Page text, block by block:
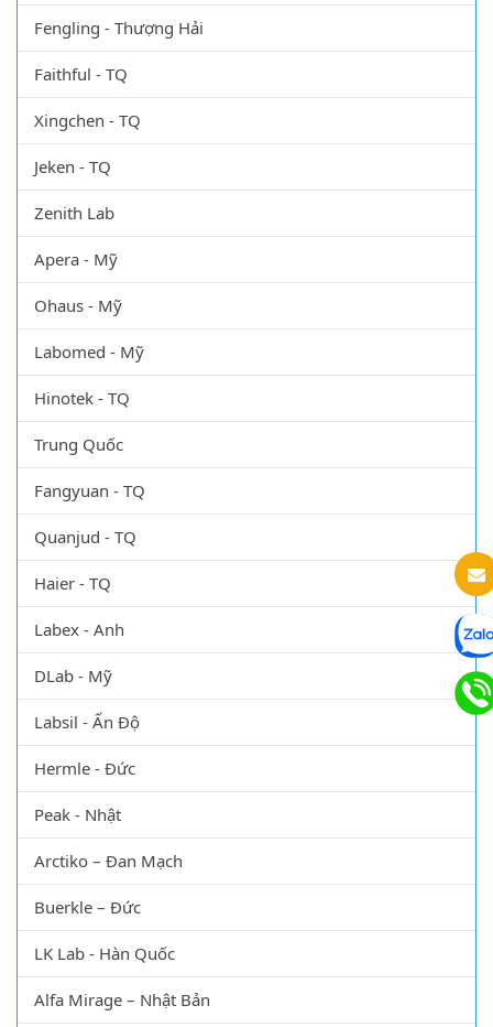
Fengling - Thượng Hải
Faithful - TQ
Xingchen - TQ
Jeken - TQ
Zenith Lab
Apera - Mỹ
Ohaus - Mỹ
Labomed - Mỹ
Hinotek - TQ
Trung Quốc
Fangyuan - TQ
Quanjud - TQ
Haier - TQ
Labex - Anh
DLab - Mỹ
Labsil - Ấn Độ
Hermle - Đức
Peak - Nhật
Arctiko – Đan Mạch
Buerkle – Đức
LK Lab - Hàn Quốc
Alfa Mirage – Nhật Bản